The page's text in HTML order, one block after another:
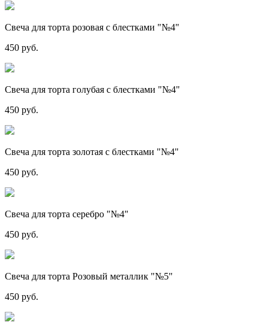
Свеча для торта розовая с блестками "№4"
450 руб.
Свеча для торта голубая с блестками "№4"
450 руб.
Свеча для торта золотая с блестками "№4"
450 руб.
Свеча для торта серебро "№4"
450 руб.
Свеча для торта Розовый металлик "№5"
450 руб.